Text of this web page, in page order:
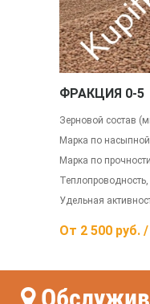
ФРАКЦИЯ 0-5
Зерновой состав
Марка по насыпной
Марка по
Удельная
От 2 500 руб.